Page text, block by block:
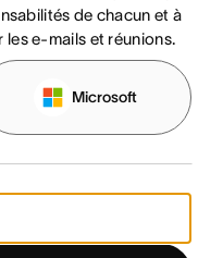
de chacun et à
les e-mails et réunions.
Microsoft